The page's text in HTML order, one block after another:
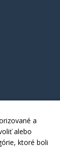
a
alebo
ktoré boli